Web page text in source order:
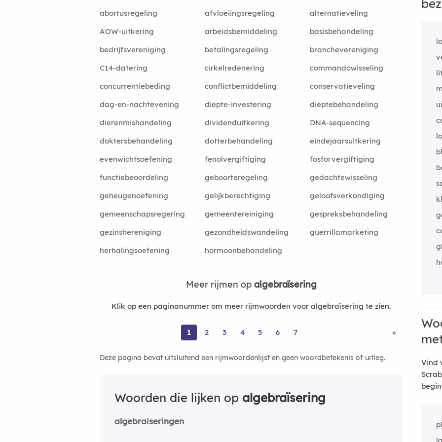
abortusregeling afvloeiingsregeling
alternatieveling
AOW-uitkering
arbeidsbemiddeling
basisbehandeling
bedrijfsvereniging
betalingsregeling
branchevereniging
C14-datering
cirkelredenering
commandowisseling
concurrentiebeding
conflictbemiddeling
conservatieveling
dag-en-nachtevening
diepte-investering
dieptebehandeling
dierenmishandeling
dividenduitkering
DNA-sequencing
doktersbehandeling
dotterbehandeling
eindejaarsuitkering
evenwichtsoefening
fenolvergiftiging
fosforvergiftiging
functiebeoordeling
geboorteregeling
gedachtewisseling
geheugenoefening
gelijkberechtiging
geloofsverkondiging
gemeenschapsregering
gemeentereiniging
gespreksbehandeling
gezinshereniging
gezondheidswandeling
guerrillamarketing
herhalingsoefening
hormoonbehandeling
Meer rijmen op algebraïsering
Klik op een paginanummer om meer rijmwoorden voor algebraïsering te zien.
1 2 3 4 5 6 7 »
Deze pagina bevat uitsluitend een rijmwoordenlijst en geen woordbetekenis of uitleg.
Woorden die lijken op algebraïsering
algebraiseringen
Vind